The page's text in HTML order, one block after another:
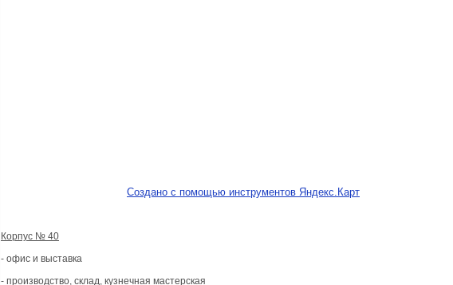
Создано с помощью инструментов Яндекс.Карт
Корпус № 40
- офис и выставка
- производство, склад, кузнечная мастерская